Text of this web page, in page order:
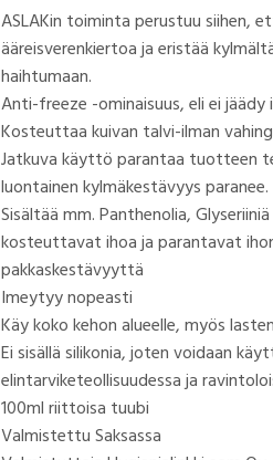
ASLAKin toiminta perustuu siihen,
ääreisverenkiertoa ja eristää
haihtumaan.
Anti-freeze -ominaisuus, eli ei jäädy
Kosteuttaa kuivan talvi-ilman
Jatkuva käyttö parantaa tuotteen
luontainen kylmäkestävyys paranee.
Sisältää mm. Panthenolia,
kosteuttavat ihoa ja parantavat
pakkaskestävyyttä
Imeytyy nopeasti
Käy koko kehon alueelle, myös
Ei sisällä silikonia, joten voidaan
elintarviketeollisuudessa ja
100ml riittoisa tuubi
Valmistettu Saksassa